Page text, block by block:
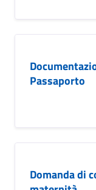
Passaporto
Domanda di